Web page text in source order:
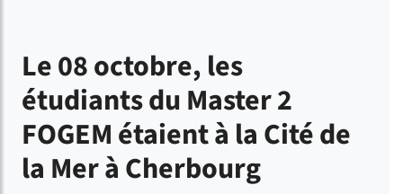
Le 08 octobre, les
étudiants du Master 2
FOGEM étaient à la Cité de
la Mer à Cherbourg